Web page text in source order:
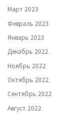
Март 2023
Февраль 2023
Январь 2023
Декабрь 2022
Ноябрь 2022
Октябрь 2022
Сентябрь 2022
Август 2022